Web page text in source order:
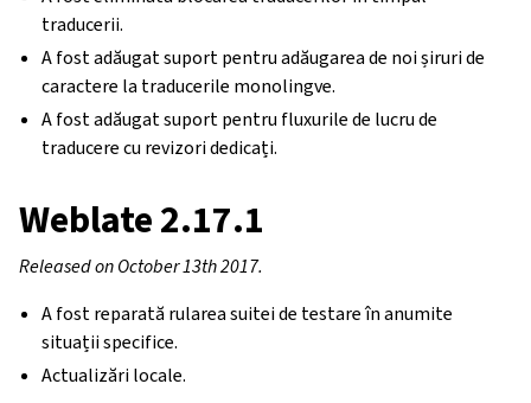
traducerii.
A fost adăugat suport pentru adăugarea de noi șiruri de
caractere la traducerile monolingve.
A fost adăugat suport pentru fluxurile de lucru de
traducere cu revizori dedicați.
Weblate 2.17.1
Released on October 13th 2017.
A fost reparată rularea suitei de testare în anumite
situații specifice.
Actualizări locale.